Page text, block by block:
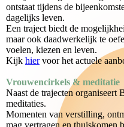
ontstaat tijdens de
dagelijks leven.
Een traject biedt de
maar ook daadwerkelijk te
voelen, kiezen en leven.
Kijk hiervoor het actuele
Vrouwencirkels & meditatie
Naast de trajecten organiseert
meditaties.
Momenten van verstilling,